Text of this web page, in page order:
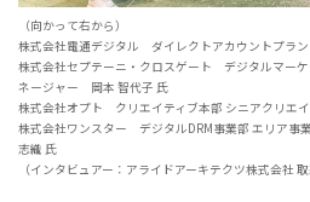
（向かって右から）
株式会社電通デジタル ダイレクトアカウントプラ
株式会社セプテーニ・クロスゲート デジタルマー
ネージャー 岡本 智代子 氏
株式会社オプト クリエイティブ本部 シニアクリエ
株式会社ワンスター デジタルDRM事業部 エリア
志織 氏
（インタビュアー：アライドアーキテクツ株式会社